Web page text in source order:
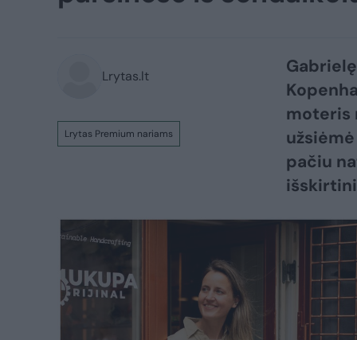
Lrytas.lt
Lrytas Premium nariams
moteris
pačiu